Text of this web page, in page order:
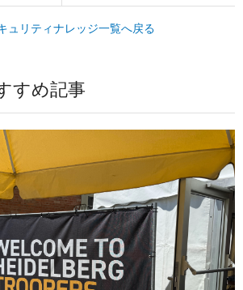
ュリティナレッジ一覧へ戻る
すめ記事